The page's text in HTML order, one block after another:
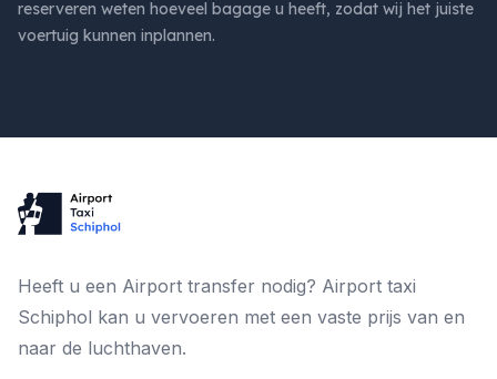
reserveren weten hoeveel bagage u heeft, zodat wij het juiste
voertuig kunnen inplannen.
Heeft u een Airport transfer nodig? Airport taxi
Schiphol kan u vervoeren met een vaste prijs van en
naar de luchthaven.